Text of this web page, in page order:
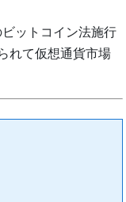
ットコイン法施行
れて仮想通貨市場